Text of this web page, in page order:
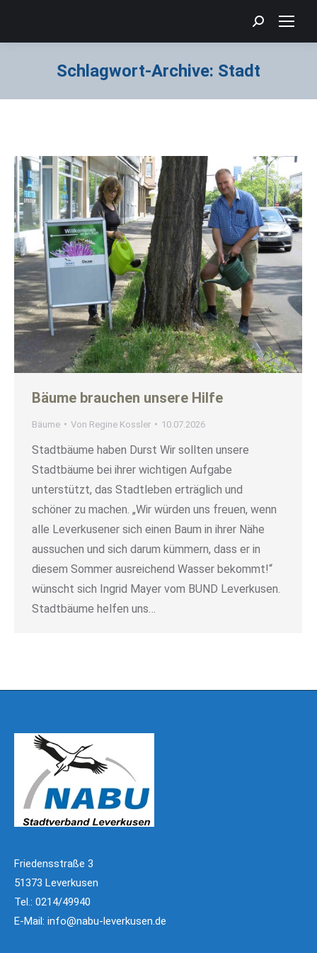
Search:
Schlagwort-Archive: Stadt
Bäume brauchen unsere Hilfe
Bäume Von Regine Kossler 10.07.2026
Stadtbäume haben Durst Wir sollten unsere
Stadtbäume bei ihrer wichtigen Aufgabe
unterstützt, das Stadtleben erträglich und
schöner zu machen. „Wir würden uns freuen, wenn
alle Leverkusener sich einen Baum in ihrer Nähe
aussuchen und sich darum kümmern, dass er in
diesem Sommer ausreichend Wasser bekommt!“
wünscht sich Ingrid Mayer vom BUND Leverkusen.
Stadtbäume helfen uns…
Friedensstraße 3
51373 Leverkusen
Tel.: 0214/49940
E-Mail: info@nabu-leverkusen.de